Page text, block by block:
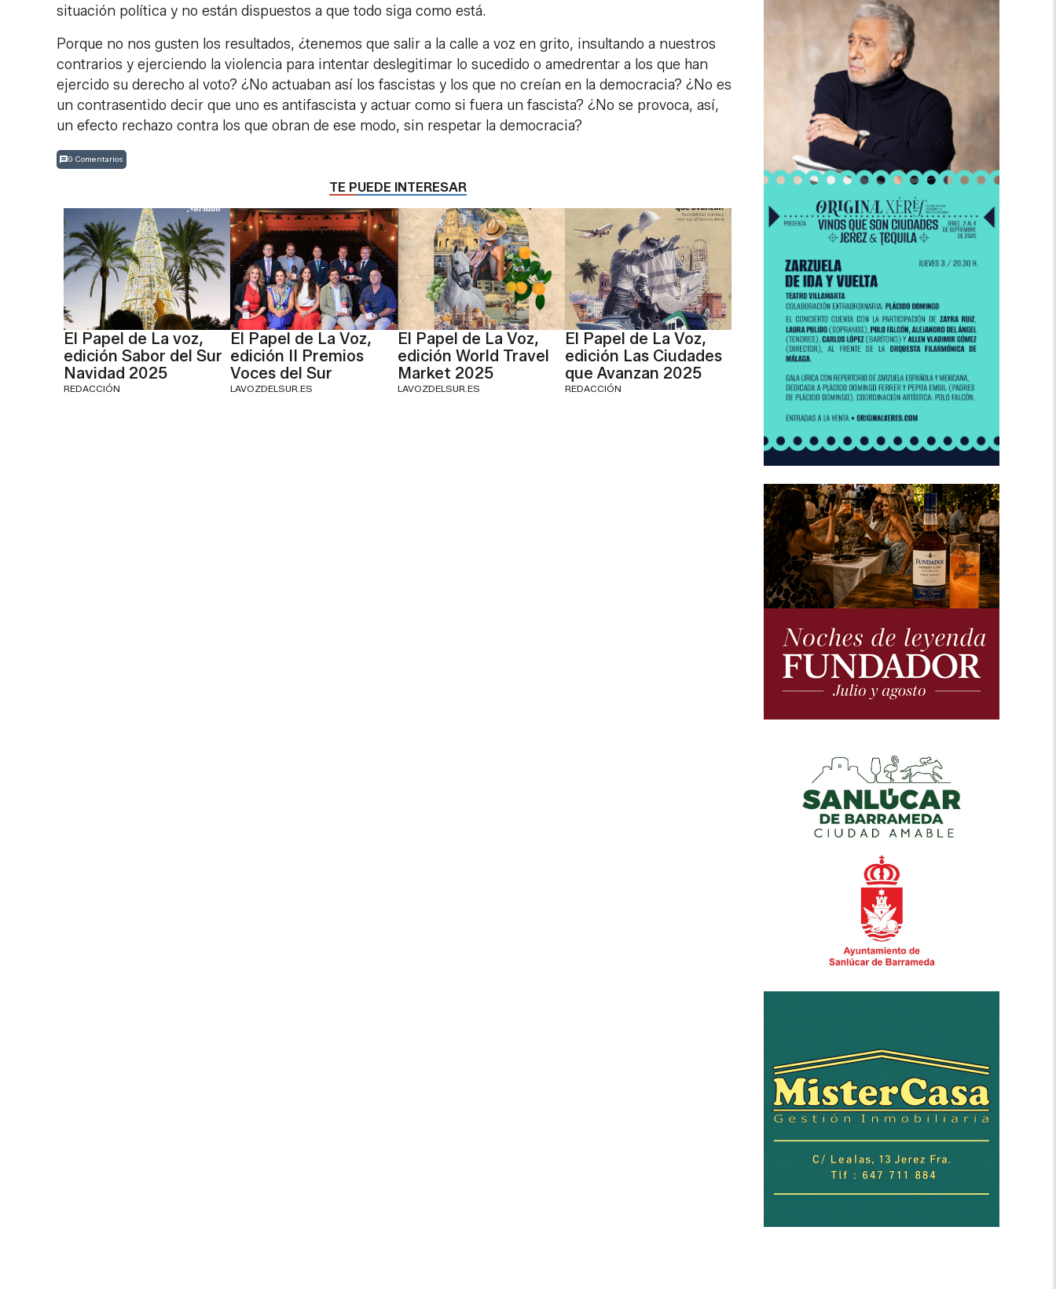
situación política y no están dispuestos a que todo siga como está.
Porque no nos gusten los resultados, ¿tenemos que salir a la calle a voz en grito, insultando a nuestros
contrarios y ejerciendo la violencia para intentar deslegitimar lo sucedido o amedrentar a los que han
ejercido su derecho al voto? ¿No actuaban así los fascistas y los que no creían en la democracia? ¿No es
un contrasentido decir que uno es antifascista y actuar como si fuera un fascista? ¿No se provoca, así,
un efecto rechazo contra los que obran de ese modo, sin respetar la democracia?
0 Comentarios
TE PUEDE INTERESAR
El Papel de La voz,
edición Sabor del Sur
Navidad 2025
REDACCIÓN
El Papel de La Voz,
edición II Premios
Voces del Sur
LAVOZDELSUR.ES
El Papel de La Voz,
edición World Travel
Market 2025
LAVOZDELSUR.ES
El Papel de La Voz,
edición Las Ciudades
que Avanzan 2025
REDACCIÓN